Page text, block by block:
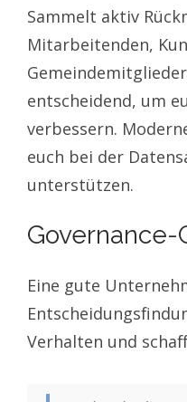
Sammelt aktiv
Mitarbeitenden,
entscheidend, um
verbessern.
euch bei der
unterstützen.
Governance-
Eine gute
Verhalten und